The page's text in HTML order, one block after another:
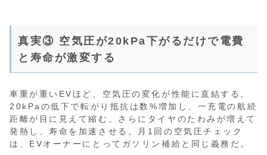
真実③ 空気圧が20kPa下がるだけで電費
と寿命が激変する
車重が重いEVほど、空気圧の変化が性能に直結する。
20kPaの低下で転がり抵抗は数%増加し、一充電の航続
距離が目に見えて縮む。さらにタイヤのたわみが増えて
発熱し、寿命を加速させる。月1回の空気圧チェック
は、EVオーナーにとってガソリン補給と同じ義務だ。